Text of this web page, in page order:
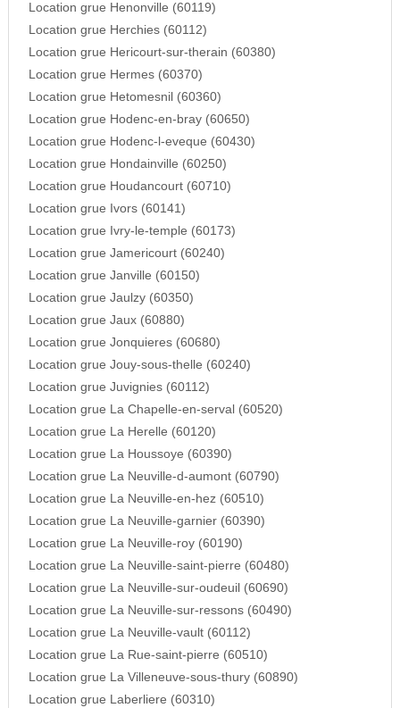
Location grue Henonville (60119)
Location grue Herchies (60112)
Location grue Hericourt-sur-therain (60380)
Location grue Hermes (60370)
Location grue Hetomesnil (60360)
Location grue Hodenc-en-bray (60650)
Location grue Hodenc-l-eveque (60430)
Location grue Hondainville (60250)
Location grue Houdancourt (60710)
Location grue Ivors (60141)
Location grue Ivry-le-temple (60173)
Location grue Jamericourt (60240)
Location grue Janville (60150)
Location grue Jaulzy (60350)
Location grue Jaux (60880)
Location grue Jonquieres (60680)
Location grue Jouy-sous-thelle (60240)
Location grue Juvignies (60112)
Location grue La Chapelle-en-serval (60520)
Location grue La Herelle (60120)
Location grue La Houssoye (60390)
Location grue La Neuville-d-aumont (60790)
Location grue La Neuville-en-hez (60510)
Location grue La Neuville-garnier (60390)
Location grue La Neuville-roy (60190)
Location grue La Neuville-saint-pierre (60480)
Location grue La Neuville-sur-oudeuil (60690)
Location grue La Neuville-sur-ressons (60490)
Location grue La Neuville-vault (60112)
Location grue La Rue-saint-pierre (60510)
Location grue La Villeneuve-sous-thury (60890)
Location grue Laberliere (60310)